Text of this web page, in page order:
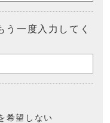
う一度入力してく
希望しない